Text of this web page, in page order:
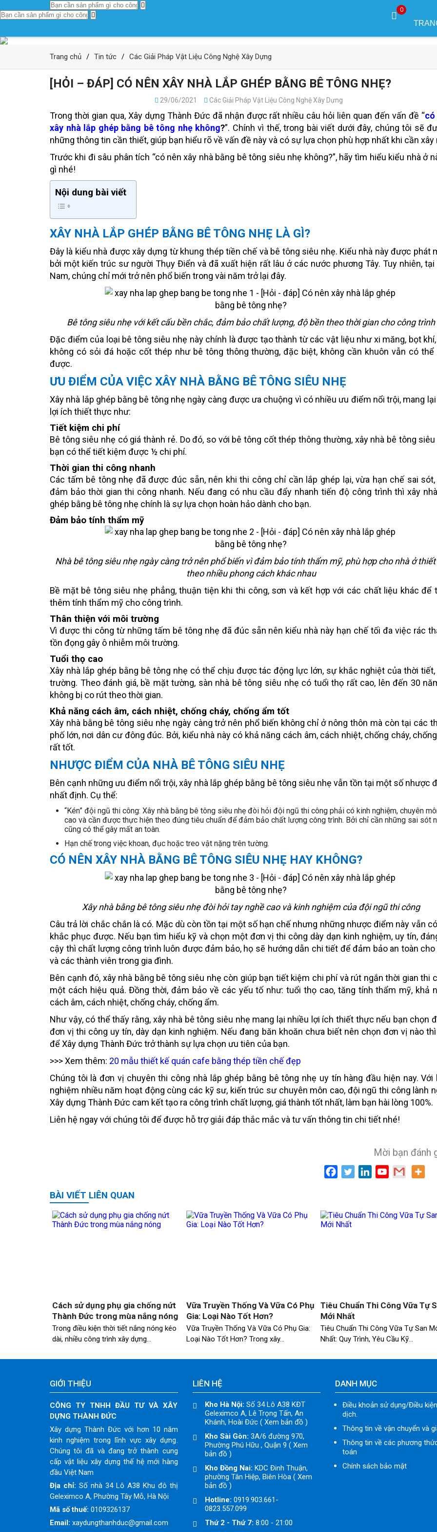
0
Trang chủ / Tin tức / Các Giải Pháp Vật Liệu Công Nghệ Xây Dựng
[HỎI – ĐÁP] CÓ NÊN XÂY NHÀ LẮP GHÉP BẰNG BÊ TÔNG NHẸ?
29/06/2021 Các Giải Pháp Vật Liệu Công Nghệ Xây Dựng
Trong thời gian qua, Xây dựng Thành Đức đã nhận được rất nhiều câu hỏi liên quan đến vấn đề “có
xây nhà lắp ghép bằng bê tông nhẹ không?”. Chính vì thế, trong bài viết dưới đây, chúng tôi sẽ
những thông tin cần thiết, giúp bạn hiểu rõ về vấn đề này và có sự lựa chọn phù hợp nhất khi cần xây
Trước khi đi sâu phân tích “có nên xây nhà bằng bê tông siêu nhẹ không?”, hãy tìm hiểu kiểu nhà ở
gì nhé!
Nội dung bài viết
XÂY NHÀ LẮP GHÉP BẰNG BÊ TÔNG NHẸ LÀ GÌ?
Đây là kiểu nhà được xây dựng từ khung thép tiền chế và bê tông siêu nhẹ. Kiểu nhà này được phát
bởi một kiến trúc sư người Thụy Điển và đã xuất hiện rất lâu ở các nước phương Tây. Tuy nhiên, tại
Nam, chúng chỉ mới trở nên phổ biến trong vài năm trở lại đây.
Bê tông siêu nhẹ với kết cấu bền chắc, đảm bảo chất lượng, độ bền theo thời gian cho công trình
Đặc điểm của loại bê tông siêu nhẹ này chính là được tạo thành từ các vật liệu như xi măng, bọt
không có sỏi đá hoặc cốt thép như bê tông thông thường, đặc biệt, không cần khuôn vẫn có thể
được.
ƯU ĐIỂM CỦA VIỆC XÂY NHÀ BẰNG BÊ TÔNG SIÊU NHẸ
Xây nhà lắp ghép bằng bê tông nhẹ ngày càng được ưa chuộng vì có nhiều ưu điểm nổi trội, mang
lợi ích thiết thực như:
Tiết kiệm chi phí
Bê tông siêu nhẹ có giá thành rẻ. Do đó, so với bê tông cốt thép thông thường, xây nhà bê tông siêu
bạn có thể tiết kiệm được ½ chi phí.
Thời gian thi công nhanh
Các tấm bê tông nhẹ đã được đúc sẵn, nên khi thi công chỉ cần lắp ghép lại, vừa hạn chế sai sót,
đảm bảo thời gian thi công nhanh. Nếu đang có nhu cầu đẩy nhanh tiến độ công trình thì xây
ghép bằng bê tông nhẹ chính là sự lựa chọn hoàn hảo dành cho bạn.
Đảm bảo tính thẩm mỹ
Nhà bê tông siêu nhẹ ngày càng trở nên phổ biến vì đảm bảo tính thẩm mỹ, phù hợp cho nhà ở
theo nhiều phong cách khác nhau
Bề mặt bê tông siêu nhẹ phẳng, thuận tiện khi thi công, sơn và kết hợp với các chất liệu khác để
thêm tính thẩm mỹ cho công trình.
Thân thiện với môi trường
Vì được thi công từ những tấm bê tông nhẹ đã đúc sẵn nên kiểu nhà này hạn chế tối đa việc rác
tồn đọng gây ô nhiễm môi trường.
Tuổi thọ cao
Xây nhà lắp ghép bằng bê tông nhẹ có thể chịu được tác động lực lớn, sự khắc nghiệt của thời tiết,
trường. Theo đánh giá, bề mặt tường, sàn nhà bê tông siêu nhẹ có tuổi thọ rất cao, lên đến 30
không bị co rút theo thời gian.
Khả năng cách âm, cách nhiệt, chống cháy, chống ẩm tốt
Xây nhà bằng bê tông siêu nhẹ ngày càng trở nên phổ biến không chỉ ở nông thôn mà còn tại các
phố lớn, nơi dân cư đông đúc. Bởi, kiểu nhà này có khả năng cách âm, cách nhiệt, chống cháy,
rất tốt.
NHƯỢC ĐIỂM CỦA NHÀ BÊ TÔNG SIÊU NHẸ
Bên cạnh những ưu điểm nổi trội, xây nhà lắp ghép bằng bê tông siêu nhẹ vẫn tồn tại một số nhược
nhất định. Cụ thể:
“Kén” đội ngũ thi công: Xây nhà bằng bê tông siêu nhẹ đòi hỏi đội ngũ thi công phải có kinh nghiệm, chuyên
cao và cần được thực hiện theo đúng tiêu chuẩn để đảm bảo chất lượng công trình. Bởi chỉ cần những sai sót
cũng có thể gây mất an toàn.
Hạn chế trong việc khoan, đục hoặc treo vật nặng trên tường.
CÓ NÊN XÂY NHÀ BẰNG BÊ TÔNG SIÊU NHẸ HAY KHÔNG?
Xây nhà bằng bê tông siêu nhẹ đòi hỏi tay nghề cao và kinh nghiệm của đội ngũ thi công
Câu trả lời chắc chắn là có. Mặc dù còn tồn tại một số hạn chế nhưng những nhược điểm này vẫn
khắc phục được. Nếu bạn tìm hiểu kỹ và chọn một đơn vị thi công dày dạn kinh nghiệm, uy tín,
cậy thì chất lượng công trình luôn được đảm bảo, họ sẽ hướng dẫn chi tiết để đảm bảo an toàn cho
và các thành viên trong gia đình.
Bên cạnh đó, xây nhà bằng bê tông siêu nhẹ còn giúp bạn tiết kiệm chi phí và rút ngắn thời gian thi
một cách hiệu quả. Đồng thời, đảm bảo về các yếu tố như: tuổi thọ cao, tăng tính thẩm mỹ, khả
cách âm, cách nhiệt, chống cháy, chống ẩm.
Như vậy, có thể thấy rằng, xây nhà bê tông siêu nhẹ mang lại nhiều lợi ích thiết thực nếu bạn chọn
đơn vị thi công uy tín, dày dạn kinh nghiệm. Nếu đang băn khoăn chưa biết nên chọn đơn vị nào
để Xây dựng Thành Đức trở thành sự lựa chọn ưu tiên của bạn.
>>> Xem thêm: 20 mẫu thiết kế quán cafe bằng thép tiền chế đẹp
Chúng tôi là đơn vị chuyên thi công nhà lắp ghép bằng bê tông nhẹ uy tín hàng đầu hiện nay. Với
nghiệm nhiều năm hoạt động cùng các kỹ sư, kiến trúc sư chuyên môn cao, đội ngũ thi công lành
Xây dựng Thành Đức cam kết tạo ra công trình chất lượng, giá thành tốt nhất, làm bạn hài lòng 100%.
Liên hệ ngay với chúng tôi để được hỗ trợ giải đáp thắc mắc và tư vấn thông tin chi tiết nhé!
Mời bạn đánh
BÀI VIẾT LIÊN QUAN
Cách sử dụng phụ gia chống nứt
Thành Đức trong mùa nắng nóng
Trong điều kiện thời tiết nắng nóng kéo
dài, nhiều công trình xây dựng…
Vữa Truyền Thống Và Vữa Có Phụ
Gia: Loại Nào Tốt Hơn?
Vữa Truyền Thống Và Vữa Có Phụ Gia:
Loại Nào Tốt Hơn? Trong xây…
Tiêu Chuẩn Thi Công Vữa Tự
Mới Nhất
Tiêu Chuẩn Thi Công Vữa Tự San
Nhất: Quy Trình, Yêu Cầu Kỹ…
GIỚI THIỆU
CÔNG TY TNHH ĐẦU TƯ VÀ XÂY
DỰNG THÀNH ĐỨC
Xây dựng Thành Đức với hơn 10 năm
kinh nghiệm trong lĩnh vực xây dựng.
Chúng tôi đã và đang trở thành cung
cấp vật liệu xây dựng thế hệ mới hàng
đầu Việt Nam
Địa chỉ: Số nhà 34 Lô A38 Khu đô thị
Geleximco A, Phường Tây Mỗ, Hà Nội
Mã số thuế: 0109326137
Email: xaydungthanhduc@gmail.com
LIÊN HỆ
Kho Hà Nội: Số 34 Lô A38 KĐT
Geleximco A, Lê Trọng Tấn, An
Khánh, Hoài Đức ( Xem bản đồ )
Kho Sài Gòn: 3A/6 đường 970,
Phường Phú Hữu , Quận 9 ( Xem
bản đồ )
Kho Đồng Nai: KDC Đinh Thuận,
phường Tân Hiệp, Biên Hòa ( Xem
bản đồ )
Hotline: 0919.903.661-
0823.557.099
Thứ 2 - Thứ 7: 8:00 - 21:00
DANH MỤC
Điều khoản sử dụng/Điều
dịch.
Thông tin về vận chuyển và
Thông tin về các phương
toán
Chính sách bảo mật